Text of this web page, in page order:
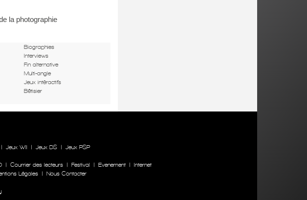
la photographie
Biographies
Interviews
Fin alternative
Multi-angle
Jeux intéractifs
Bêtisier
| Jeux WII | Jeux DS |
Jeux PSP
| Courrier des lecteurs | Festival | Evenement |
Internet
Légales |
Nous Contacter